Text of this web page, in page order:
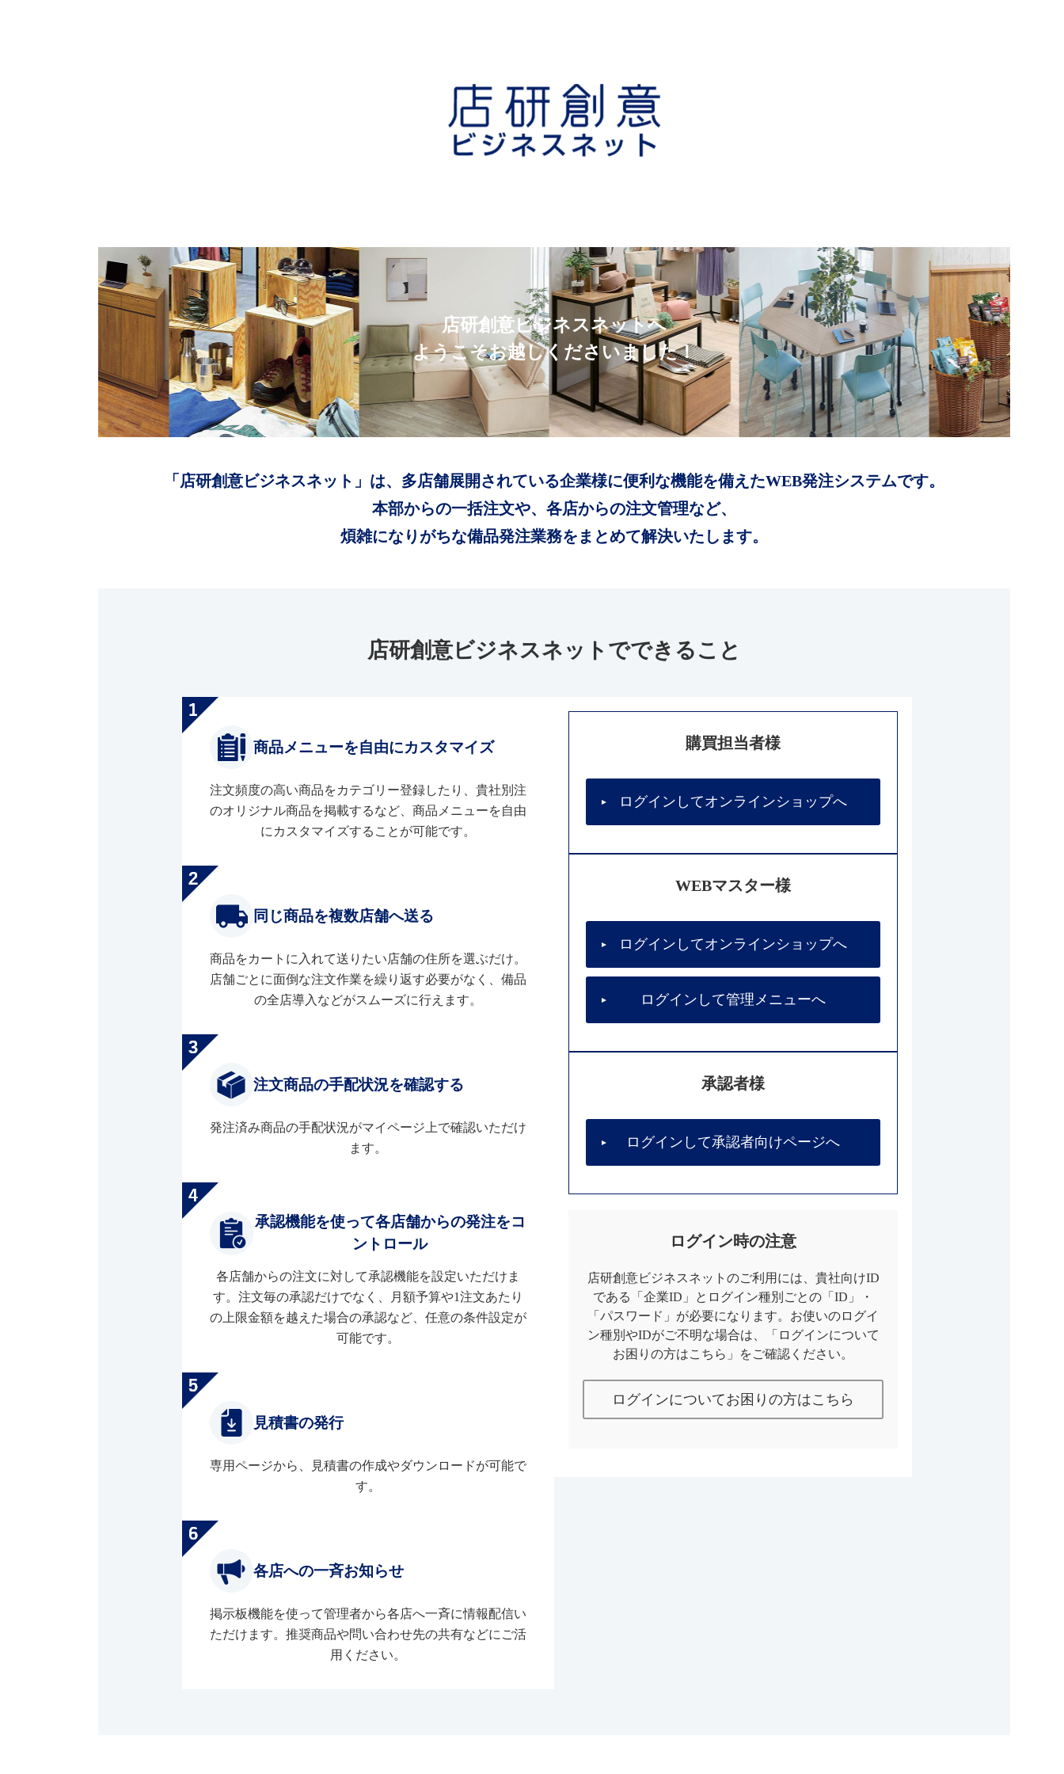
店研創意ビジネスネットへ
ようこそお越しくださいました！
「店研創意ビジネスネット」は、多店舗展開されている企業様に便利な機能を備えたWEB発注システムです。
本部からの一括注文や、各店からの注文管理など、
煩雑になりがちな備品発注業務をまとめて解決いたします。
店研創意ビジネスネットでできること
商品メニューを自由にカスタマイズ
注文頻度の高い商品をカテゴリー登録したり、貴社別注
のオリジナル商品を掲載するなど、商品メニューを自由
にカスタマイズすることが可能です。
同じ商品を複数店舗へ送る
商品をカートに入れて送りたい店舗の住所を選ぶだけ。
店舗ごとに面倒な注文作業を繰り返す必要がなく、備品
の全店導入などがスムーズに行えます。
注文商品の手配状況を確認する
発注済み商品の手配状況がマイページ上で確認いただけ
ます。
承認機能を使って各店舗からの発注をコ
ントロール
各店舗からの注文に対して承認機能を設定いただけま
す。注文毎の承認だけでなく、月額予算や1注文あたり
の上限金額を越えた場合の承認など、任意の条件設定が
可能です。
見積書の発行
専用ページから、見積書の作成やダウンロードが可能で
す。
各店への一斉お知らせ
掲示板機能を使って管理者から各店へ一斉に情報配信い
ただけます。推奨商品や問い合わせ先の共有などにご活
用ください。
購買担当者様
ログインしてオンラインショップへ
WEBマスター様
ログインしてオンラインショップへ
ログインして管理メニューへ
承認者様
ログインして承認者向けページへ
ログイン時の注意
店研創意ビジネスネットのご利用には、貴社向けID
である「企業ID」とログイン種別ごとの「ID」・
「パスワード」が必要になります。お使いのログイ
ン種別やIDがご不明な場合は、「ログインについて
お困りの方はこちら」をご確認ください。
ログインについてお困りの方はこちら